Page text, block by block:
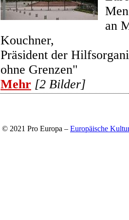
an
Kouchner,
Präsident der
ohne Grenzen"
Mehr [2 Bilder]
© 2021 Pro Europa – Europäische